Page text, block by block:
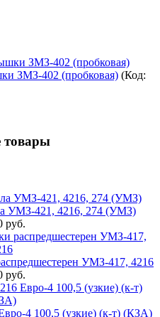
ЗМЗ-402 (пробковая) (Код:
товары
УМЗ-421, 4216, 274 (УМЗ)
руб.
УМЗ-417, 4216
руб.
4 100,5 (узкие) (к-т) (КЗА)